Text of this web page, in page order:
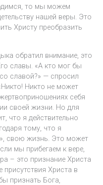
то мы можем
нашей веры. Это
Христу преобразить
обратил внимание, это
славы. «А кто мог бы
славой?» — спросил
Никто не может
себя
своей жизни. Но для
что я действительно
тому, что я
свою жизнь. Это может
мы прибегаем к вере,
– это признание Христа
присутствия Христа в
признать Бога,